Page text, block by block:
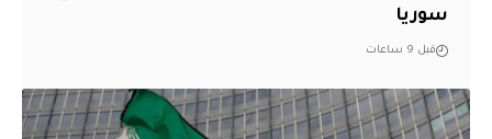
سوريا
قبل 9 ساعات